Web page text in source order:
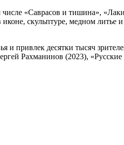
«Саврасов и тишина»,
скульптуре, медном литье
и привлек десятки тысяч
Рахманинов (2023), «Русские